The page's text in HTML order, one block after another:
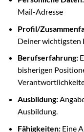
Mail-Adresse
Profil/
Deiner wichtigsten
Berufserfahrung:
bisherigen
Ausbildung:
Ausbildung.
Fähigkeiten:Eine